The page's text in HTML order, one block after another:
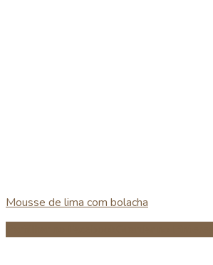
Mousse de lima com bolacha
Guardar no